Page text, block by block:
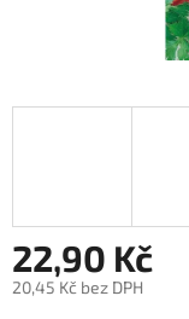
22,90 Kč
20,45 Kč bez DPH